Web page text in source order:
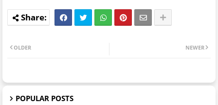
NEWER
OLDER
POPULAR POSTS